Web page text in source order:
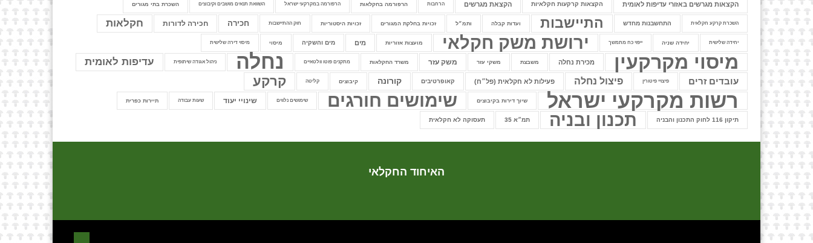
הקצאות מגרשים באזורי עדיפות לאומית הקצאות קרקעות חקלאיות הקצאת מגרשים הרחבות הרפורמה בחקלאות הרפורמה במקרקעי ישראל השוואת תנאים מושבים וקיבוצים השכרת בתי מגורים
השכרת קרקע חקלאית התחשבנות מחדש התיישבות ועדות קבלה ותמ״ל זכויות בחלקת המגורים זכויות היסטוריות חוק ההתיישבות חכירה חכירה לדורות חקלאות
יחידה שלישית יחידה שניה ייפוי כח מתמשך ירושת משק חקלאי מועצות אזוריות מים מים והשקיה מיסוי מיסוי דירה שלישית
מיסוי מקרקעין מכירת נחלה משבצת משקי עזר משק עזר משרד החקלאות מתקנים פוטו וולטאיים נחלה ניהול אגודה שיתופית עדיפות לאומית
עובדים זרים פיצויי פיטורין פיצול נחלה פעילות לא חקלאית (פל״ח) קאופרטיבים קורונה קיבוצים קליטה קרקע
רשות מקרקעי ישראל שיוך דירות בקיבוצים שימושים חורגים שימושים נלווים שינויי יעוד שעות עבודה תיירות כפרית
תיקון 116 לחוק התכנון והבניה תכנון ובניה תמ״א 35 תעסוקה לא חקלאית
האיחוד החקלאי